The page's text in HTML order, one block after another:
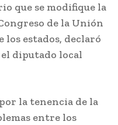
que se modifique la
de la Unión
los estados, declaró
diputado local
la tenencia de la
entre los